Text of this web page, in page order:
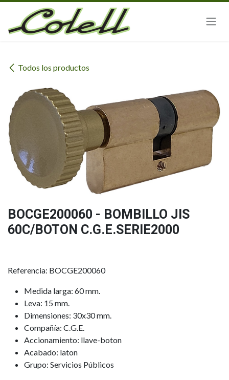
Ir al contenido
Todos los productos
BOCGE200060 - BOMBILLO JIS
60C/BOTON C.G.E.SERIE2000
Referencia: BOCGE200060
Medida larga: 60 mm.
Leva: 15 mm.
Dimensiones: 30x30 mm.
Compañía: C.G.E.
Accionamiento: llave-boton
Acabado: laton
Grupo: Servicios Públicos